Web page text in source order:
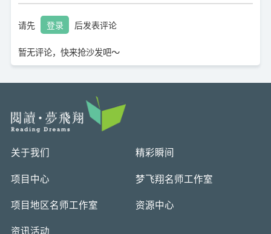
请先 登录 后发表评论
暂无评论，快来抢沙发吧～
关于我们 精彩瞬间
项目中心 梦飞翔名师工作室
项目地区名师工作室 资源中心
资讯活动